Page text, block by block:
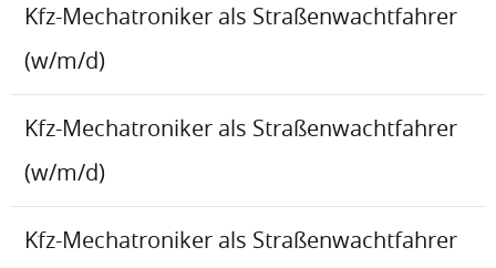
Kfz-Mechatroniker als Straßenwachtfahrer
(w/m/d)
Kfz-Mechatroniker als Straßenwachtfahrer
(w/m/d)
Kfz-Mechatroniker als Straßenwachtfahrer